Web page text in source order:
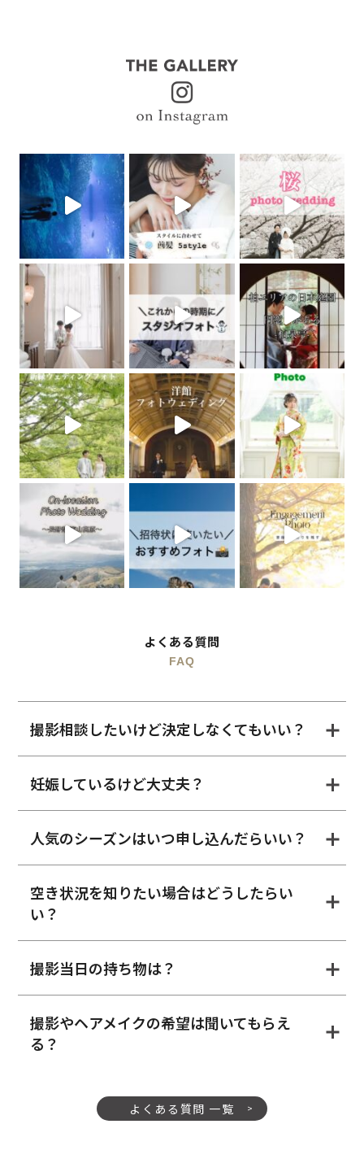
よくある質問
FAQ
撮影相談したいけど決定しなくてもいい？
妊娠しているけど大丈夫？
人気のシーズンはいつ申し込んだらいい？
空き状況を知りたい場合はどうしたらい
い？
撮影当日の持ち物は？
撮影やヘアメイクの希望は聞いてもらえ
る？
よくある質問 一覧